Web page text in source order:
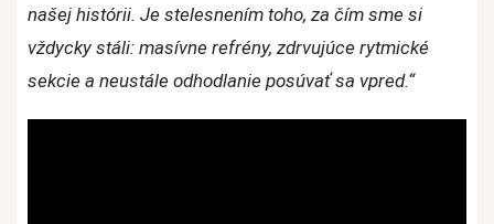
našej histórii. Je stelesnením toho, za čím sme si
vždycky stáli: masívne refrény, zdrvujúce rytmické
sekcie a neustále odhodlanie posúvať sa vpred.“